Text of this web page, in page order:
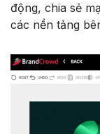
động, chia sẻ
các nền tảng